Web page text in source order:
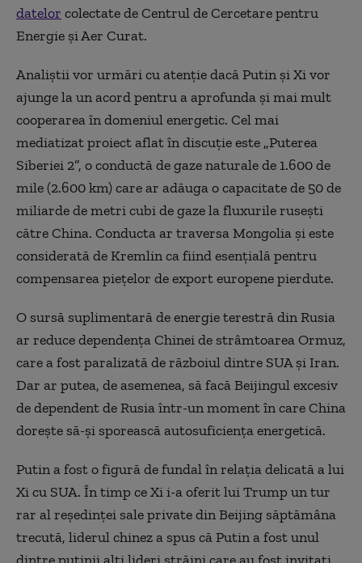
datelor colectate de Centrul de Cercetare pentru
Energie și Aer Curat.
Analiștii vor urmări cu atenție dacă Putin și Xi vor
ajunge la un acord pentru a aprofunda și mai mult
cooperarea în domeniul energetic. Cel mai
mediatizat proiect aflat în discuție este „Puterea
Siberiei 2”, o conductă de gaze naturale de 1.600 de
mile (2.600 km) care ar adăuga o capacitate de 50 de
miliarde de metri cubi de gaze la fluxurile rusești
către China. Conducta ar traversa Mongolia și este
considerată de Kremlin ca fiind esențială pentru
compensarea piețelor de export europene pierdute.
O sursă suplimentară de energie terestră din Rusia
ar reduce dependența Chinei de strâmtoarea Ormuz,
care a fost paralizată de războiul dintre SUA și Iran.
Dar ar putea, de asemenea, să facă Beijingul excesiv
de dependent de Rusia într-un moment în care China
dorește să-și sporească autosuficiența energetică.
Putin a fost o figură de fundal în relația delicată a lui
Xi cu SUA. În timp ce Xi i-a oferit lui Trump un tur
rar al reședinței sale private din Beijing săptămâna
trecută, liderul chinez a spus că Putin a fost unul